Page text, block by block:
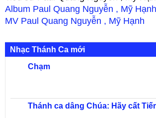
Album Paul Quang Nguyễn , Mỹ Hạnh
MV Paul Quang Nguyễn , Mỹ Hạnh
Nhạc Thánh Ca mới
Chạm
Thánh ca dâng Chúa: Hãy cất